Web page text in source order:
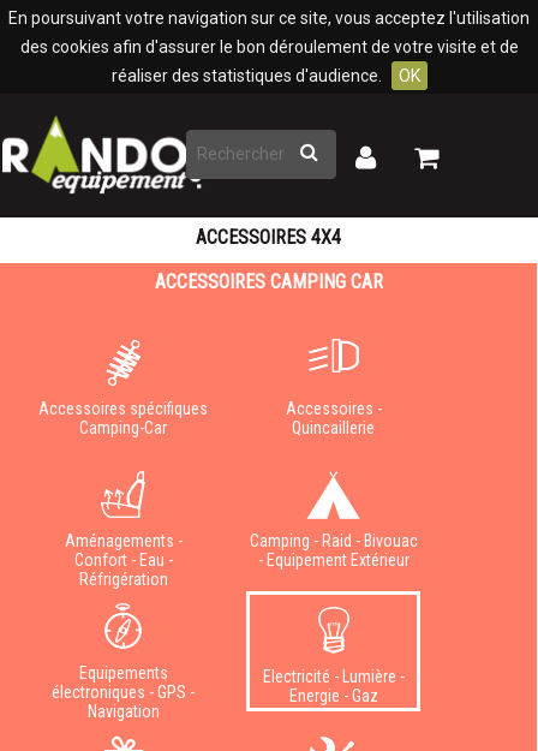
En poursuivant votre navigation sur ce site, vous acceptez l'utilisation
des cookies afin d'assurer le bon déroulement de votre visite et de
réaliser des statistiques d'audience.
OK
Rechercher
Mon
Mon
ACCESSOIRES 4X4
ACCESSOIRES CAMPING CAR
Accessoires spécifiques
Camping-Car
Accessoires -
Quincaillerie
Aménagements -
Confort - Eau -
Réfrigération
Camping - Raid - Bivouac
- Equipement Extérieur
Equipements
électroniques - GPS -
Navigation
Electricité - Lumière -
Energie - Gaz
Panneau de gestion des cookies